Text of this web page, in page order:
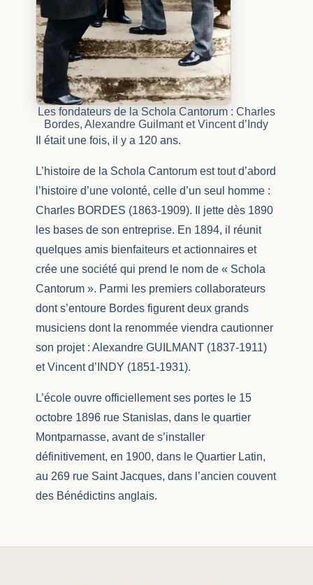
Les fondateurs de la Schola Cantorum : Charles
Bordes, Alexandre Guilmant et Vincent d’Indy
Il était une fois, il y a 120 ans.
L’histoire de la Schola Cantorum est tout d’abord
l’histoire d’une volonté, celle d’un seul homme :
Charles BORDES (1863-1909). Il jette dès 1890
les bases de son entreprise. En 1894, il réunit
quelques amis bienfaiteurs et actionnaires et
crée une société qui prend le nom de « Schola
Cantorum ». Parmi les premiers collaborateurs
dont s’entoure Bordes figurent deux grands
musiciens dont la renommée viendra cautionner
son projet : Alexandre GUILMANT (1837-1911)
et Vincent d’INDY (1851-1931).
L’école ouvre officiellement ses portes le 15
octobre 1896 rue Stanislas, dans le quartier
Montparnasse, avant de s’installer
définitivement, en 1900, dans le Quartier Latin,
au 269 rue Saint Jacques, dans l’ancien couvent
des Bénédictins anglais.